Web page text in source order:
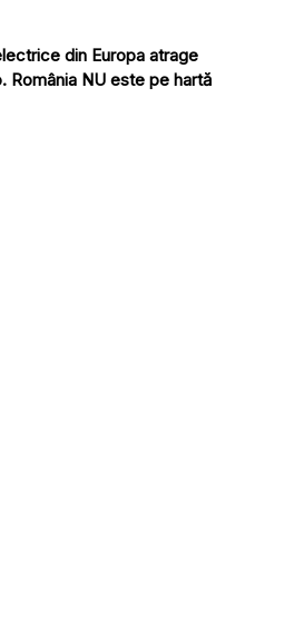
din Europa atrage
România NU este pe hartă